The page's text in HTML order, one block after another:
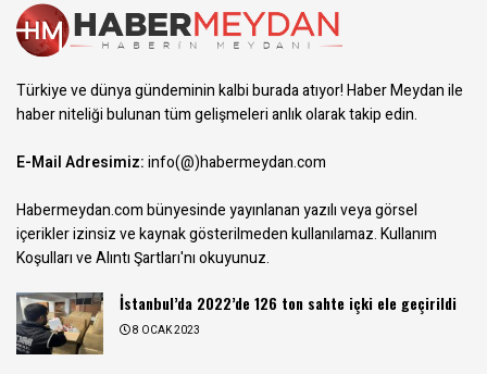
Türkiye ve dünya gündeminin kalbi burada atıyor! Haber Meydan ile
haber niteliği bulunan tüm gelişmeleri anlık olarak takip edin.
E-Mail Adresimiz:info(@)habermeydan.com
Habermeydan.com bünyesinde yayınlanan yazılı veya görsel
içerikler izinsiz ve kaynak gösterilmeden kullanılamaz.Kullanım
Koşulları ve Alıntı Şartları'nı okuyunuz.
İstanbul’da 2022’de 126 ton sahte içki ele geçirildi
8 OCAK 2023